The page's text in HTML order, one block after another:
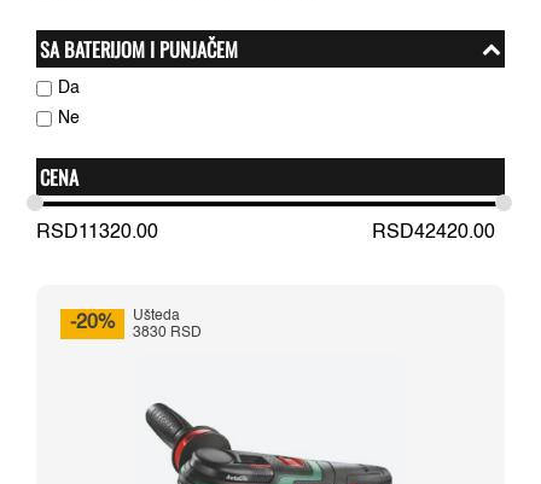
SA BATERIJOM I PUNJAČEM
Da
Ne
CENA
RSD11320.00 RSD42420.00
-20%
Ušteda
3830 RSD